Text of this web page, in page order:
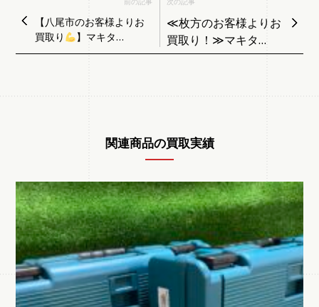
≪枚方のお客様よりお
買取り！≫マキタ
TS131DRGXB 充電式
【八尾市のお客様よりお
買取り
】マキタ
FN001G 40㎜ 充電式仕上
関連商品の買取実績